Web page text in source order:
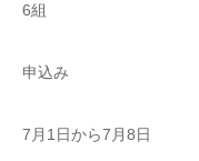
6組
申込み
7月1日から7月8日